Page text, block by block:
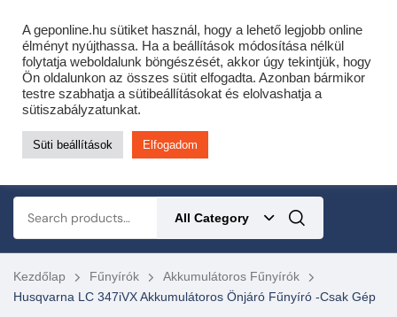
Cofidis expressz online áruhitel 0 % THM-el 10 hónapra!
Most minden akciós HQ láncfűrészhez ajándékba adunk egy fűrészláncot!
Részletek ide kattintva!
KERTÉSZETI – ERDÉSZETI – ÉPÍTŐIPARI GÉP WEBSHOP
All Category
Kezdőlap Fűnyírók
Akkumulátoros Fűnyírók
Husqvarna LC 347iVX Akkumulátoros Önjáró Fűnyíró -csak Gép
A geponline.hu sütiket használ, hogy a lehető legjobb online
élményt nyújthassa. Ha a beállítások módosítása nélkül
folytatja weboldalunk böngészését, akkor úgy tekintjük, hogy
Ön oldalunkon az összes sütit elfogadta. Azonban bármikor
testre szabhatja a sütibeállításokat és elolvashatja a
sütiszabályzatunkat.
Süti beállítások Elfogadom